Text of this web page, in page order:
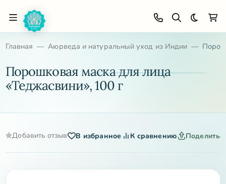
Темная
Главная Аюрведа и натуральный уход из Индии
Порошковая маска для лица
«Теджасвини», 100 г
Добавить отзыв В избранное К сравнению